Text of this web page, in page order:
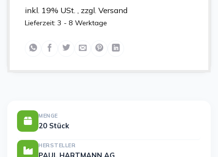
inkl. 19% USt. , zzgl. Versand
Lieferzeit: 3 - 8 Werktage
MENGE
20 Stück
HERSTELLER
PAUL HARTMANN AG